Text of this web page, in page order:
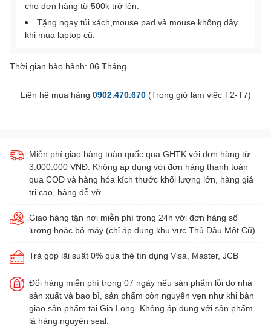
cho đơn hàng từ 500k trở lên.
Tặng ngay túi xách,mouse pad và mouse không dây
khi mua laptop cũ.
Thời gian bảo hành: 06 Tháng
Liên hệ mua hàng 0902.470.670(Trong giờ làm việc T2-T7)
Miễn phí giao hàng toàn quốc qua GHTK với đơn hàng từ
3.000.000 VNĐ. Không áp dụng với đơn hàng thanh toán
qua COD và hàng hóa kích thước khối lượng lớn, hàng giá
trị cao, hàng dễ vỡ..
Giao hàng tận nơi miễn phí trong 24h với đơn hàng số
lượng hoặc bộ máy (chỉ áp dụng khu vực Thủ Dầu Một Cũ).
Trả góp lãi suất 0% qua thẻ tín dụng Visa, Master, JCB
Đổi hàng miễn phí trong 07 ngày nếu sản phẩm lỗi do nhà
sản xuất và bao bì, sản phẩm còn nguyên vẹn như khi bàn
giao sản phẩm tại Gia Long. Không áp dụng với sản phẩm
là hàng nguyên seal.